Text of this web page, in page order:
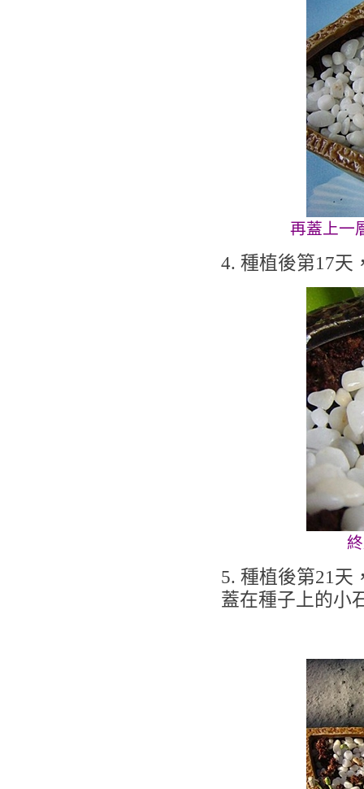
再蓋上一
4. 種植後第17天
5. 種植後第21天
蓋在種子上的小